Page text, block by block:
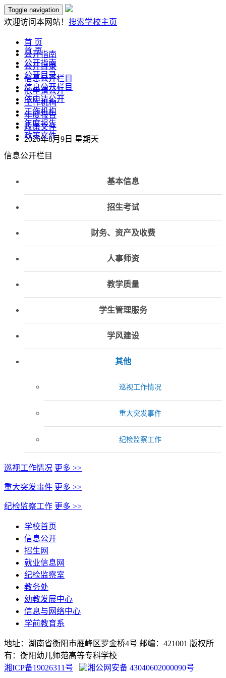
Toggle navigation
欢迎访问本网站！ 搜索学校主页
首 页
公开指南
公开目录
信息公开栏目
依申请公开
工作机构
年度报告
政策文件
2026年8月9日 星期天
首 页
公开指南
公开目录
信息公开栏目
依申请公开
工作机构
年度报告
政策文件
信息公开栏目
基本信息
招生考试
财务、资产及收费
人事师资
教学质量
学生管理服务
学风建设
其他
巡视工作情况
重大突发事件
纪检监察工作
巡视工作情况 更多 >>
重大突发事件 更多 >>
纪检监察工作 更多 >>
学校首页
信息公开
招生网
就业信息网
纪检监察室
教务处
幼教发展中心
信息与网络中心
学前教育系
地址：湖南省衡阳市雁峰区罗金桥4号 邮编：421001 版权所
有：衡阳幼儿师范高等专科学校
湘ICP备19026311号
湘公网安备 43040602000090号